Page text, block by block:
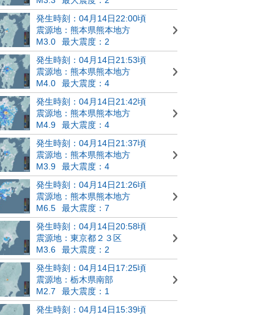
発生時刻：04月14日22:00頃
震源地：熊本県熊本地方
M3.0
最大震度：2
発生時刻：04月14日21:53頃
震源地：熊本県熊本地方
M4.0
最大震度：4
発生時刻：04月14日21:42頃
震源地：熊本県熊本地方
M4.9
最大震度：4
発生時刻：04月14日21:37頃
震源地：熊本県熊本地方
M3.9
最大震度：4
発生時刻：04月14日21:26頃
震源地：熊本県熊本地方
M6.5
最大震度：7
発生時刻：04月14日20:58頃
震源地：東京都２３区
M3.6
最大震度：2
発生時刻：04月14日17:25頃
震源地：栃木県南部
M2.7
最大震度：1
発生時刻：04月14日15:39頃